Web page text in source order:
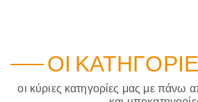
ΟΙ
οι κύριες κατηγορίες μας με πάνω